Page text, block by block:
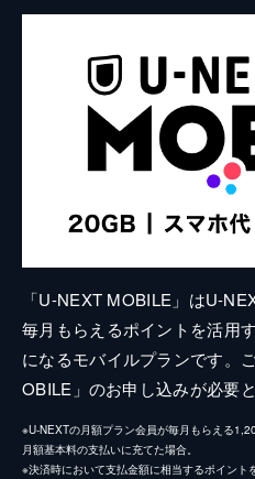
「U-NEXT MOBILE」はU-
毎月もらえるポイントを活用
になるモバイルプランです。
OBILE」のお申し込みが必要と
※U-NEXTの月額プラン会員が毎月もらえる
月額基本料の支払いに充てた場合。
※決済時において支払金額に相当するポイン